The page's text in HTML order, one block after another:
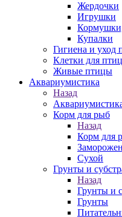
Жердочки
Игрушки
Купалки
Гигиена и уход
Клетки для птиц
Живые птицы
Аквариумистика
Назад
Корм для рыб
Назад
Корм для
Сухой
Грунты и
Назад
Грунты и
Грунты